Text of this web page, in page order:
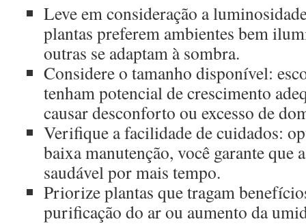
Leve em consideração a
plantas preferem ambientes bem
outras se adaptam à sombra.
Considere o tamanho disponível:
tenham potencial de crescimento
causar desconforto ou excesso de
Verifique a facilidade de cuidados:
baixa manutenção, você garante que
saudável por mais tempo.
Priorize plantas que tragam
purificação do ar ou aumento da